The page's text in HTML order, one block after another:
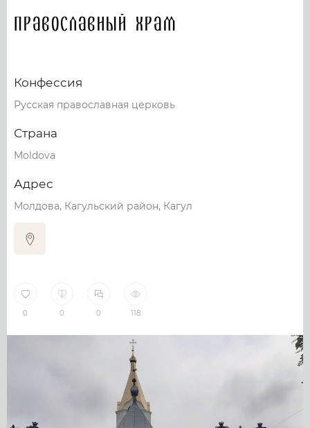
Православный храм
Конфессия
Русская православная церковь
Страна
Moldova
Адрес
Молдова, Кагульский район, Кагул
0 0 0 118